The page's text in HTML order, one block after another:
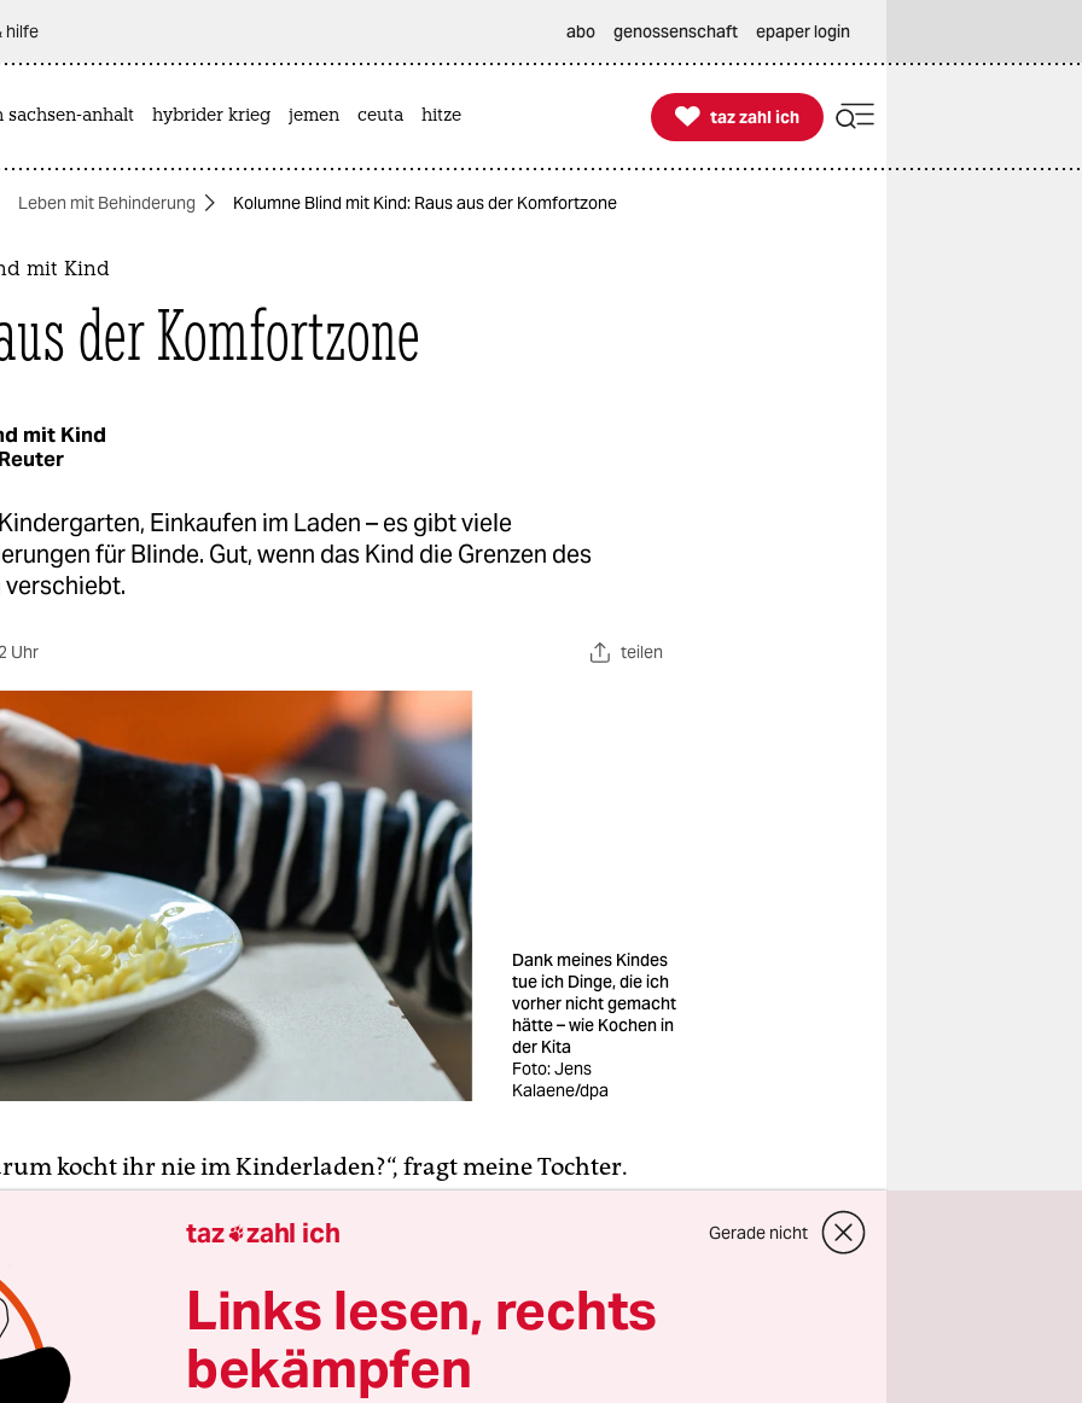
hilfe abo genossenschaft epaper login
sachsen-anhalt hybrider krieg jemen ceuta hitze 
taz zahl ich
taz zahl ich
Leben mit Behinderung Kolumne Blind mit Kind: Raus aus der Komfortzone
mit Kind
der Komfortzone
mit Kind
Einkaufen im Laden – es gibt viele
für Blinde. Gut, wenn das Kind die Grenzen des
Uhr teilen
Dank meines Kindes
tue ich Dinge, die ich
vorher nicht gemacht
hätte – wie Kochen in
der Kita
Foto: Jens
Kalaene/dpa
kocht ihr nie im Kinderladen?“, fragt meine Tochter.
befreit haben und wir das bequem fanden, lautet die
Aber die gebe ich nicht, weil sie so
ist. „Ihr kocht auch zu Hause!“, insistiert meine
sie das geahnt. Ja, aber die Küche dort ist doch so
weil so viele Leute da kochen und das ist für blinde
taz zahl ich Gerade nicht
Links lesen, rechts
bekämpfen